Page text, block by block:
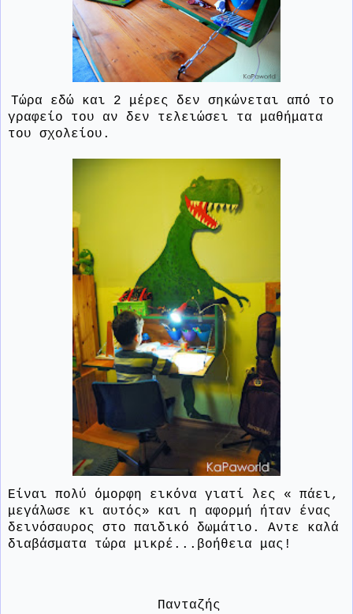
Τώρα εδώ και 2 μέρες δεν σηκώνεται από το
γραφείο του αν δεν τελειώσει τα μαθήματα
του σχολείου.
Είναι πολύ όμορφη εικόνα γιατί λες « πάει,
μεγάλωσε κι αυτός» και η αφορμή ήταν ένας
δεινόσαυρος στο παιδικό δωμάτιο. Αντε καλά
διαβάσματα τώρα μικρέ...βοήθεια μας!
Πανταζής